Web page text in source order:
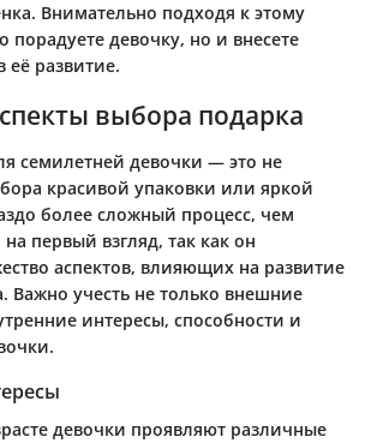
Внимательно подходя к этому
порадуете девочку, но и внесете
развитие.
выбора подарка
семилетней девочки — это не
красивой упаковки или яркой
более сложный процесс, чем
первый взгляд, так как он
аспектов, влияющих на развитие
Важно учесть не только внешние
интересы, способности и
девочки проявляют различные